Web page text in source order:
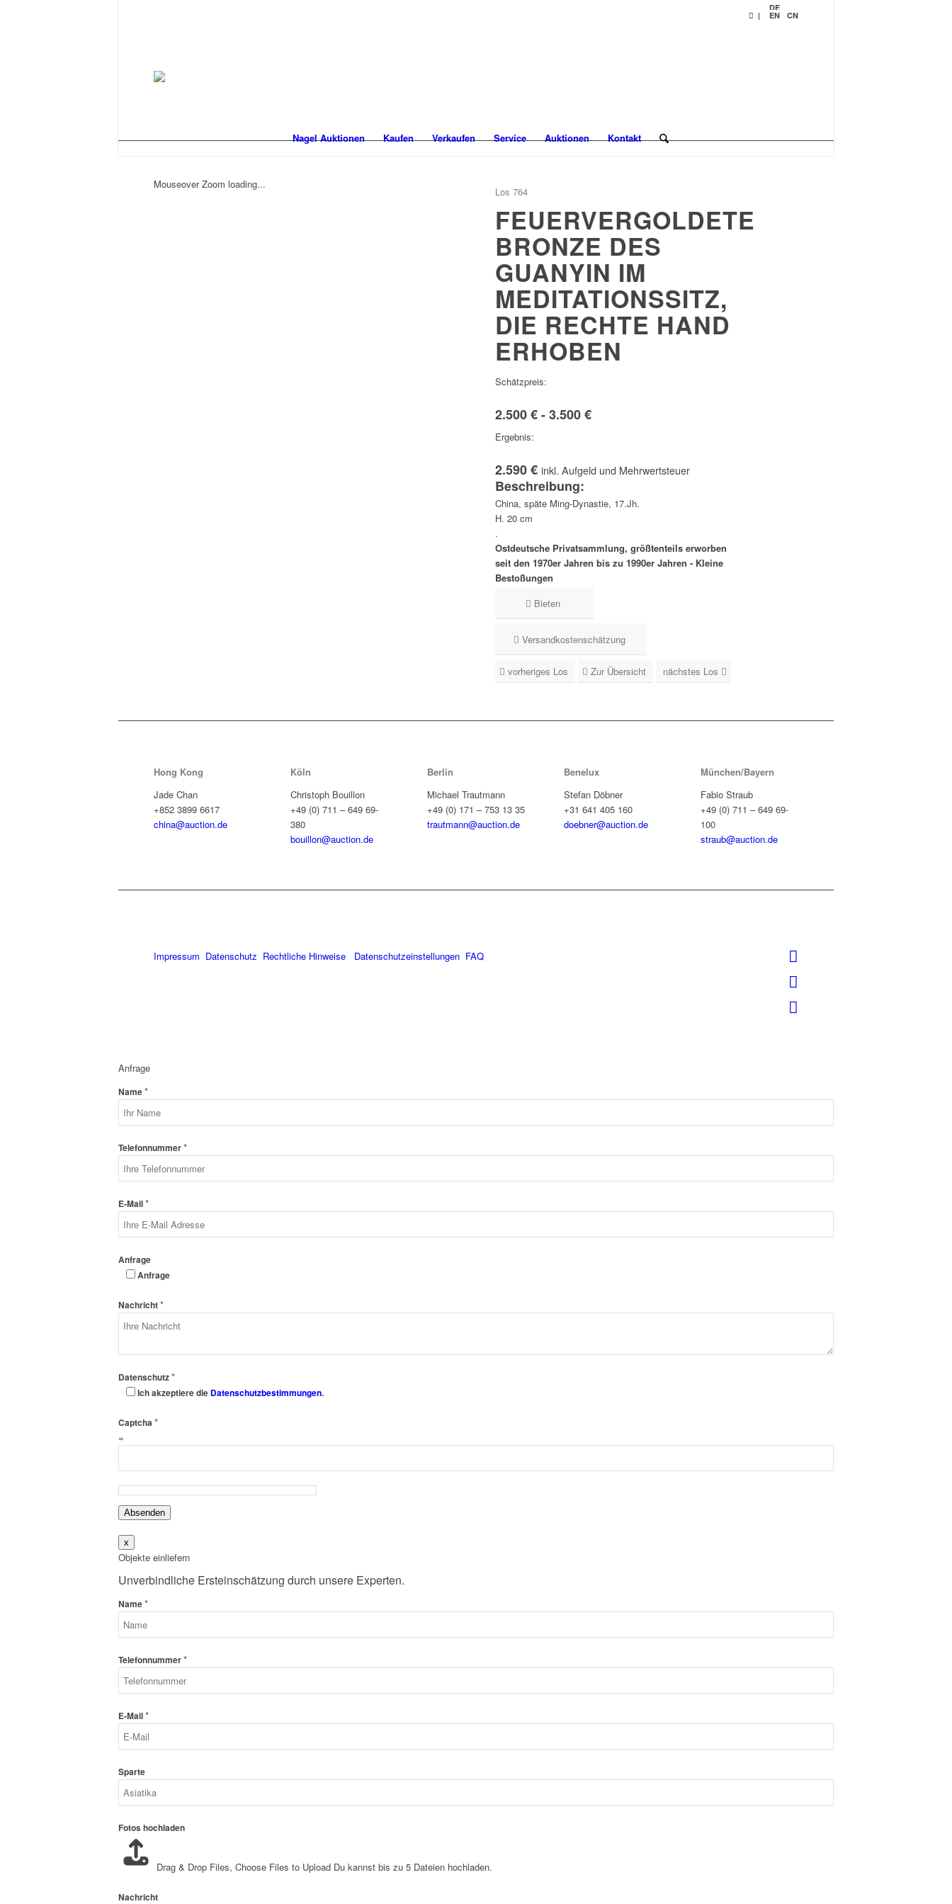
|
DE
EN CN
Nagel Auktionen Kaufen Verkaufen Service Auktionen Kontakt
Mouseover Zoom loading...
Los 764
FEUERVERGOLDETE
BRONZE DES
GUANYIN IM
MEDITATIONSSITZ,
DIE RECHTE HAND
ERHOBEN
Schätzpreis:
2.500 € - 3.500 €
Ergebnis:
2.590 € inkl. Aufgeld und Mehrwertsteuer
Beschreibung:
China, späte Ming-Dynastie, 17.Jh.
H. 20 cm
.
Ostdeutsche Privatsammlung, größtenteils erworben
seit den 1970er Jahren bis zu 1990er Jahren - Kleine
Bestoßungen
Bieten
Versandkostenschätzung
vorheriges Los Zur Übersicht nächstes Los
Hong Kong
Jade Chan
+852 3899 6617
china@auction.de
Köln
Christoph Bouillon
+49 (0) 711 – 649 69-
380
bouillon@auction.de
Berlin
Michael Trautmann
+49 (0) 171 – 753 13 35
trautmann@auction.de
Benelux
Stefan Döbner
+31 641 405 160
doebner@auction.de
München/Bayern
Fabio Straub
+49 (0) 711 – 649 69-
100
straub@auction.de
Impressum Datenschutz Rechtliche Hinweise Datenschutzeinstellungen FAQ
Anfrage
Name*
Telefonnummer*
E-Mail*
Anfrage
Anfrage
Nachricht*
Datenschutz*
Ich akzeptiere die Datenschutzbestimmungen.
Captcha *
=
Absenden
x
Objekte einliefern
Unverbindliche Ersteinschätzung durch unsere Experten.
Name*
Telefonnummer*
E-Mail*
Sparte
Fotos hochladen
Drag & Drop Files, Choose Files to Upload Du kannst bis zu 5 Dateien hochladen.
Nachricht